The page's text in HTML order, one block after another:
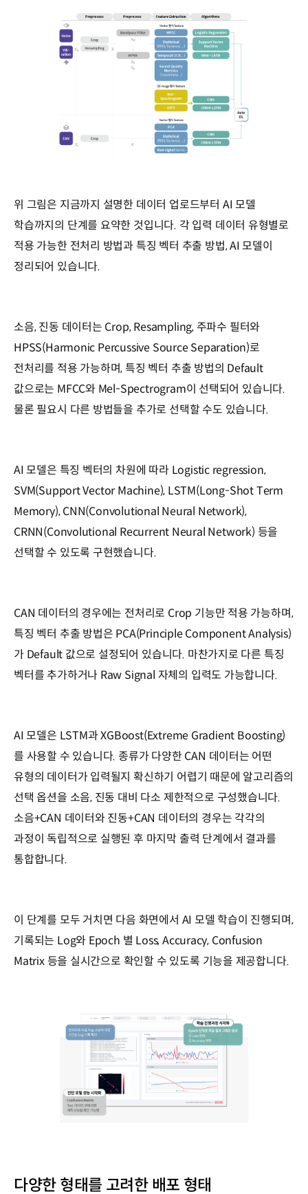
위 그림은 지금까지 설명한 데이터 업로드부터 AI 모델
학습까지의 단계를 요약한 것입니다. 각 입력 데이터 유형별로
적용 가능한 전처리 방법과 특징 벡터 추출 방법, AI 모델이
정리되어 있습니다.
소음, 진동 데이터는 Crop, Resampling, 주파수 필터와
HPSS(Harmonic Percussive Source Separation)로
전처리를 적용 가능하며, 특징 벡터 추출 방법의 Default
값으로는 MFCC와 Mel-Spectrogram이 선택되어 있습니다.
물론 필요시 다른 방법들을 추가로 선택할 수도 있습니다.
AI 모델은 특징 벡터의 차원에 따라 Logistic regression,
SVM(Support Vector Machine), LSTM(Long-Shot Term
Memory), CNN(Convolutional Neural Network),
CRNN(Convolutional Recurrent Neural Network) 등을
선택할 수 있도록 구현했습니다.
CAN 데이터의 경우에는 전처리로 Crop 기능만 적용 가능하며,
특징 벡터 추출 방법은 PCA(Principle Component Analysis)
가 Default 값으로 설정되어 있습니다. 마찬가지로 다른 특징
벡터를 추가하거나 Raw Signal 자체의 입력도 가능합니다.
AI 모델은 LSTM과 XGBoost(Extreme Gradient Boosting)
를 사용할 수 있습니다. 종류가 다양한 CAN 데이터는 어떤
유형의 데이터가 입력될지 확신하기 어렵기 때문에 알고리즘의
선택 옵션을 소음, 진동 대비 다소 제한적으로 구성했습니다.
소음+CAN 데이터와 진동+CAN 데이터의 경우는 각각의
과정이 독립적으로 실행된 후 마지막 출력 단계에서 결과를
통합합니다.
이 단계를 모두 거치면 다음 화면에서 AI 모델 학습이 진행되며,
기록되는 Log와 Epoch 별 Loss, Accuracy, Confusion
Matrix 등을 실시간으로 확인할 수 있도록 기능을 제공합니다.
다양한 형태를 고려한 배포 형태